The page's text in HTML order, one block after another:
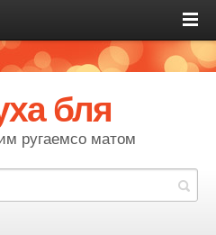
бля
ругаемсо матом